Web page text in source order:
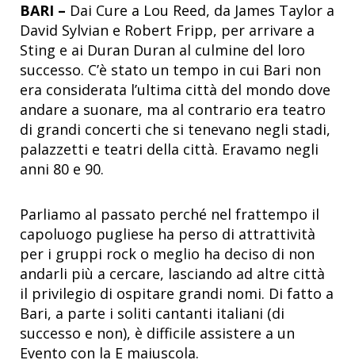
BARI – Dai Cure a Lou Reed, da James Taylor a
David Sylvian e Robert Fripp, per arrivare a
Sting e ai Duran Duran al culmine del loro
successo. C’è stato un tempo in cui Bari non
era considerata l’ultima città del mondo dove
andare a suonare, ma al contrario era teatro
di grandi concerti che si tenevano negli stadi,
palazzetti e teatri della città. Eravamo negli
anni 80 e 90.
Parliamo al passato perché nel frattempo il
capoluogo pugliese ha perso di attrattività
per i gruppi rock o meglio ha deciso di non
andarli più a cercare, lasciando ad altre città
il privilegio di ospitare grandi nomi. Di fatto a
Bari, a parte i soliti cantanti italiani (di
successo e non), è difficile assistere a un
Evento con la E maiuscola.